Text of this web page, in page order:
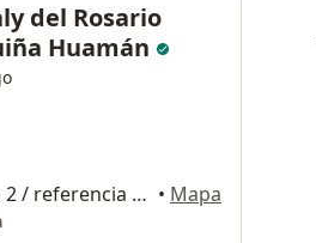
del Rosario
Huamán
Av.Raymondy #302, piso 2 / referencia pasando SUMAS antes del estadio Rosas Pampa., Huaraz • Mapa